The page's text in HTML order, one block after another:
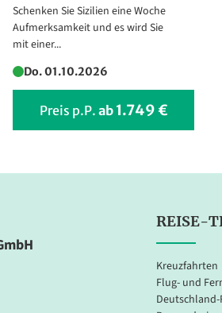
Schenken Sie Sizilien eine Woche
Aufmerksamkeit und es wird Sie
mit einer...
Do. 01.10.2026
Preis p.P. ab 1.749 €
REISE-
Kreuzfahrten
Flug- und
Deutschland-